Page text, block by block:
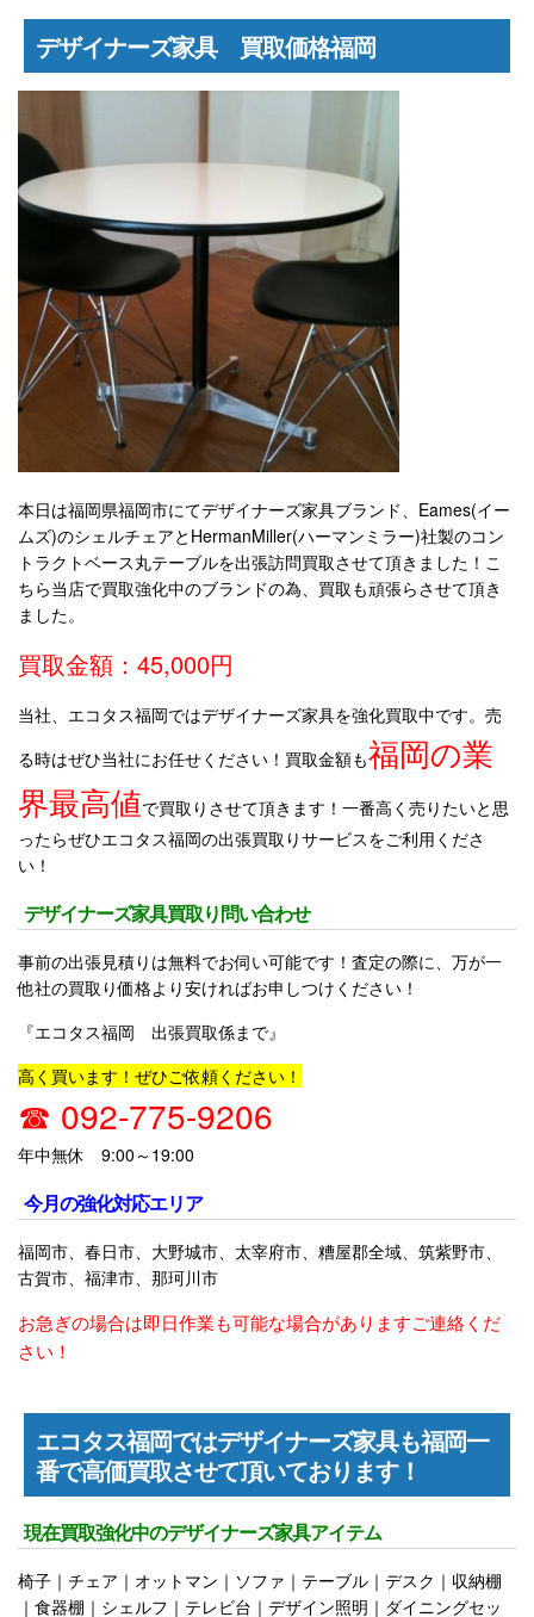
デザイナーズ家具 買取価格福岡
本日は福岡県福岡市にてデザイナーズ家具ブランド、Eames(イー
ムズ)のシェルチェアとHermanMiller(ハーマンミラー)社製のコン
トラクトベース丸テーブルを出張訪問買取させて頂きました！こ
ちら当店で買取強化中のブランドの為、買取も頑張らさせて頂き
ました。
買取金額：45,000円
当社、エコタス福岡ではデザイナーズ家具を強化買取中です。売
る時はぜひ当社にお任せください！買取金額も福岡の業
界最高値で買取りさせて頂きます！一番高く売りたいと思
ったらぜひエコタス福岡の出張買取りサービスをご利用くださ
い！
デザイナーズ家具買取り問い合わせ
事前の出張見積りは無料でお伺い可能です！査定の際に、万が一
他社の買取り価格より安ければお申しつけください！
『エコタス福岡 出張買取係まで』
高く買います！ぜひご依頼ください！
☎ 092-775-9206
年中無休 9:00～19:00
今月の強化対応エリア
福岡市、春日市、大野城市、太宰府市、糟屋郡全域、筑紫野市、
古賀市、福津市、那珂川市
お急ぎの場合は即日作業も可能な場合がありますご連絡くだ
さい！
エコタス福岡ではデザイナーズ家具も福岡一
番で高価買取させて頂いております！
現在買取強化中のデザイナーズ家具アイテム
椅子｜チェア｜オットマン｜ソファ｜テーブル｜デスク｜収納棚
｜食器棚｜シェルフ｜テレビ台｜デザイン照明｜ダイニングセッ